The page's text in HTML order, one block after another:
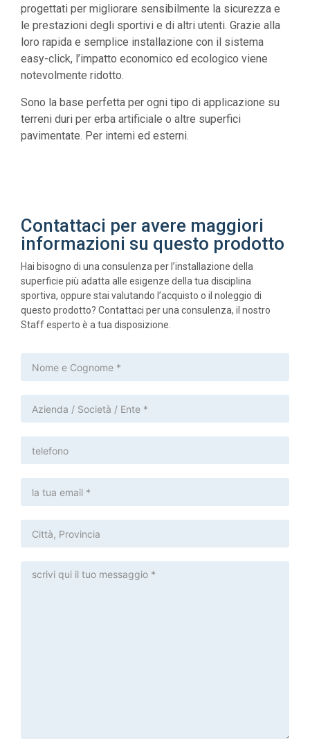
progettati per migliorare sensibilmente la sicurezza e
le prestazioni degli sportivi e di altri utenti. Grazie alla
loro rapida e semplice installazione con il sistema
easy-click, l’impatto economico ed ecologico viene
notevolmente ridotto.
Sono la base perfetta per ogni tipo di applicazione su
terreni duri per erba artificiale o altre superfici
pavimentate. Per interni ed esterni.
Contattaci per avere maggiori
informazioni su questo prodotto
Hai bisogno di una consulenza per l’installazione della
superficie più adatta alle esigenze della tua disciplina
sportiva, oppure stai valutando l’acquisto o il noleggio di
questo prodotto? Contattaci per una consulenza, il nostro
Staff esperto è a tua disposizione.